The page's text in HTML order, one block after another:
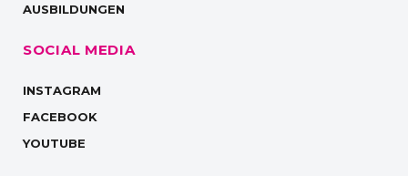
AUSBILDUNGEN
SOCIAL MEDIA
INSTAGRAM
FACEBOOK
YOUTUBE